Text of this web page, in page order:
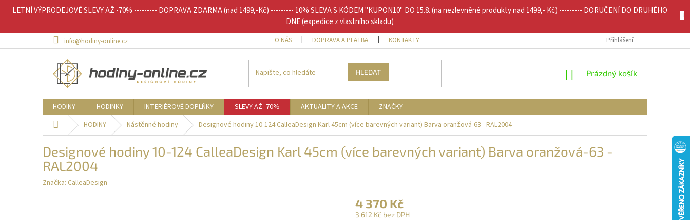
LETNÍ VÝPRODEJOVÉ SLEVY AŽ -70% --------- DOPRAVA ZDARMA (nad 1499,-Kč) --------- 10% SLEVA S KÓDEM "KUPON10" DO 15.8. (na nezlevněné produkty nad 1499,- Kč) --------- DORUČENÍ DO DRUHÉHO
DNE (expedice z vlastního skladu)
info@hodiny-online.cz O NÁS DOPRAVA A PLATBA KONTAKTY Přihlášení
HLEDAT
NÁKUPNÍ
Prázdný košík
HODINY HODINKY INTERIÉROVÉ DOPLŇKY SLEVY AŽ -70% AKTUALITY A AKCE
ZNAČKY
Domů HODINY Nástěnné hodiny Designové hodiny 10-124 CalleaDesign Karl 45cm (více barevných variant) Barva oranžová-63 - RAL2004
Designové hodiny 10-124 CalleaDesign Karl 45cm (více barevných variant) Barva oranžová-63 -
RAL2004
Značka: CalleaDesign
4 370 Kč
3 612 Kč bez DPH